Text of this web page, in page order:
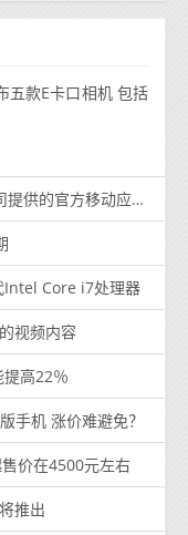
五款E卡口相机 包括
用程序需要更多的安全保护
Intel Core i7处理器
视频内容
高22％
手机 涨价难避免？
价在4500元左右
推出